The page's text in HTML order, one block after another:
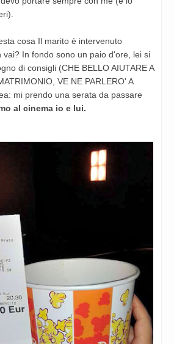
cosa Il marito è intervenuto
vai? In fondo sono un paio d'ore, lei si
di consigli (CHE BELLO AIUTARE A
VE NE PARLERO' A
mi prendo una serata da passare
al cinema io e lui.